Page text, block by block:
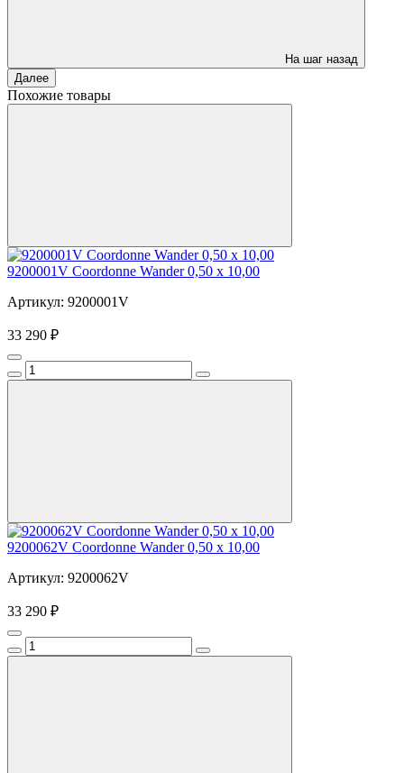
На шаг назад
Далее
Похожие товары
9200001V Coordonne Wander 0,50 х 10,00
Артикул: 9200001V
33 290 ₽
9200062V Coordonne Wander 0,50 х 10,00
Артикул: 9200062V
33 290 ₽